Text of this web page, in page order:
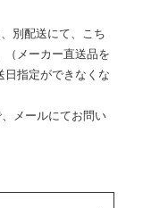
別配送にて、こち
（メーカー直送品を
日指定ができなくな
メールにてお問い